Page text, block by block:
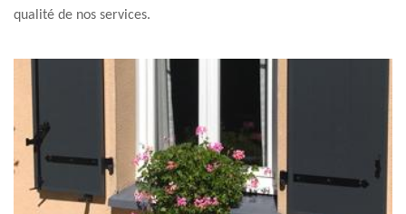
qualité de nos services.